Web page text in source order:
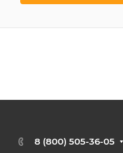
8 (800) 505-36-05